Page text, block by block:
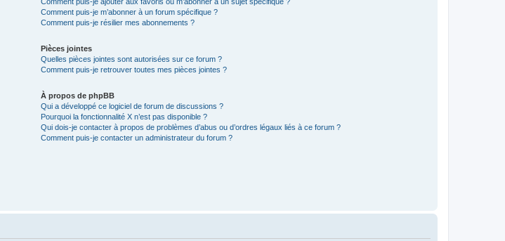
Comment puis-je m’abonner à un forum spécifique ?
Comment puis-je résilier mes abonnements ?
Pièces jointes
Quelles pièces jointes sont autorisées sur ce forum ?
Comment puis-je retrouver toutes mes pièces jointes ?
À propos de phpBB
Qui a développé ce logiciel de forum de discussions ?
Pourquoi la fonctionnalité X n’est pas disponible ?
Qui dois-je contacter à propos de problèmes d’abus ou d’ordres légaux liés à ce forum ?
Comment puis-je contacter un administrateur du forum ?